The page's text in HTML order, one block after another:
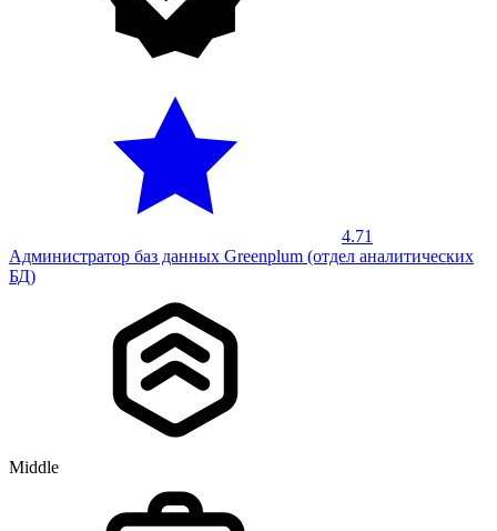
4.71
Администратор баз данных Greenplum (отдел аналитических
БД)
Middle